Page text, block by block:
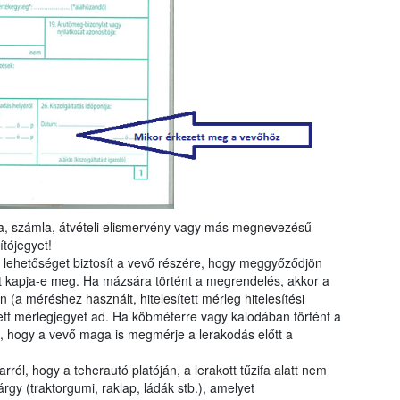
számla, átvételi elismervény vagy más megnevezésű
biztosít a vevő részére, hogy meggyőződjön
e meg. Ha mázsára történt a megrendelés, akkor a
(a méréshez használt, hitelesített mérleg hitelesítési
mérlegjegyet ad. Ha köbméterre vagy kalodában történt a
a vevő maga is megmérje a lerakodás előtt a
hogy a teherautó platóján, a lerakott tűzifa alatt nem
(traktorgumi, raklap, ládák stb.), amelyet